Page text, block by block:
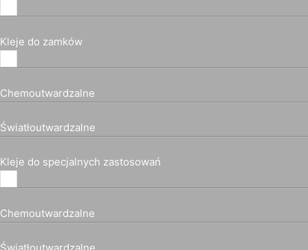
Kleje do zamków
Chemoutwardzalne
Światłoutwardzalne
Kleje do specjalnych zastosowań
Chemoutwardzalne